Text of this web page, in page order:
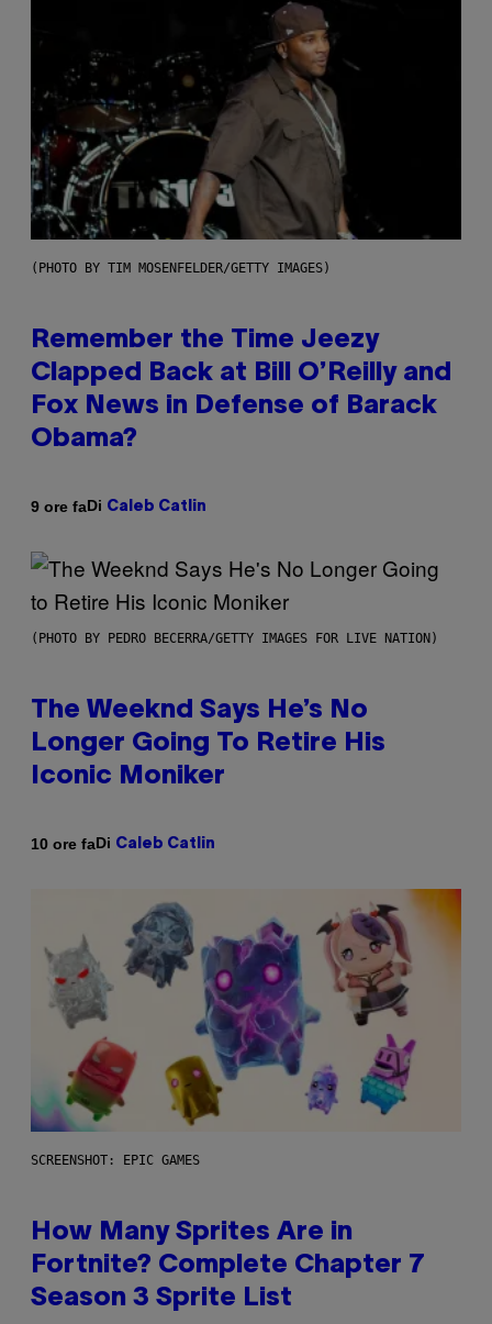
(PHOTO BY TIM MOSENFELDER/GETTY IMAGES)
Remember the Time Jeezy
Clapped Back at Bill O’Reilly and
Fox News in Defense of Barack
Obama?
9 ore faDi Caleb Catlin
(PHOTO BY PEDRO BECERRA/GETTY IMAGES FOR LIVE NATION)
The Weeknd Says He’s No
Longer Going To Retire His
Iconic Moniker
10 ore faDi Caleb Catlin
SCREENSHOT: EPIC GAMES
How Many Sprites Are in
Fortnite? Complete Chapter 7
Season 3 Sprite List